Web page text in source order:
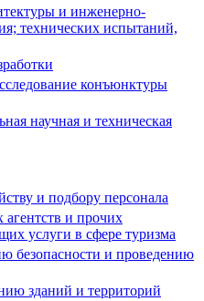
и инженерно-
технических испытаний,
конъюнктуры
научная и техническая
и подбору персонала
агентств и прочих
услуги в сфере туризма
безопасности и проведению
зданий и территорий